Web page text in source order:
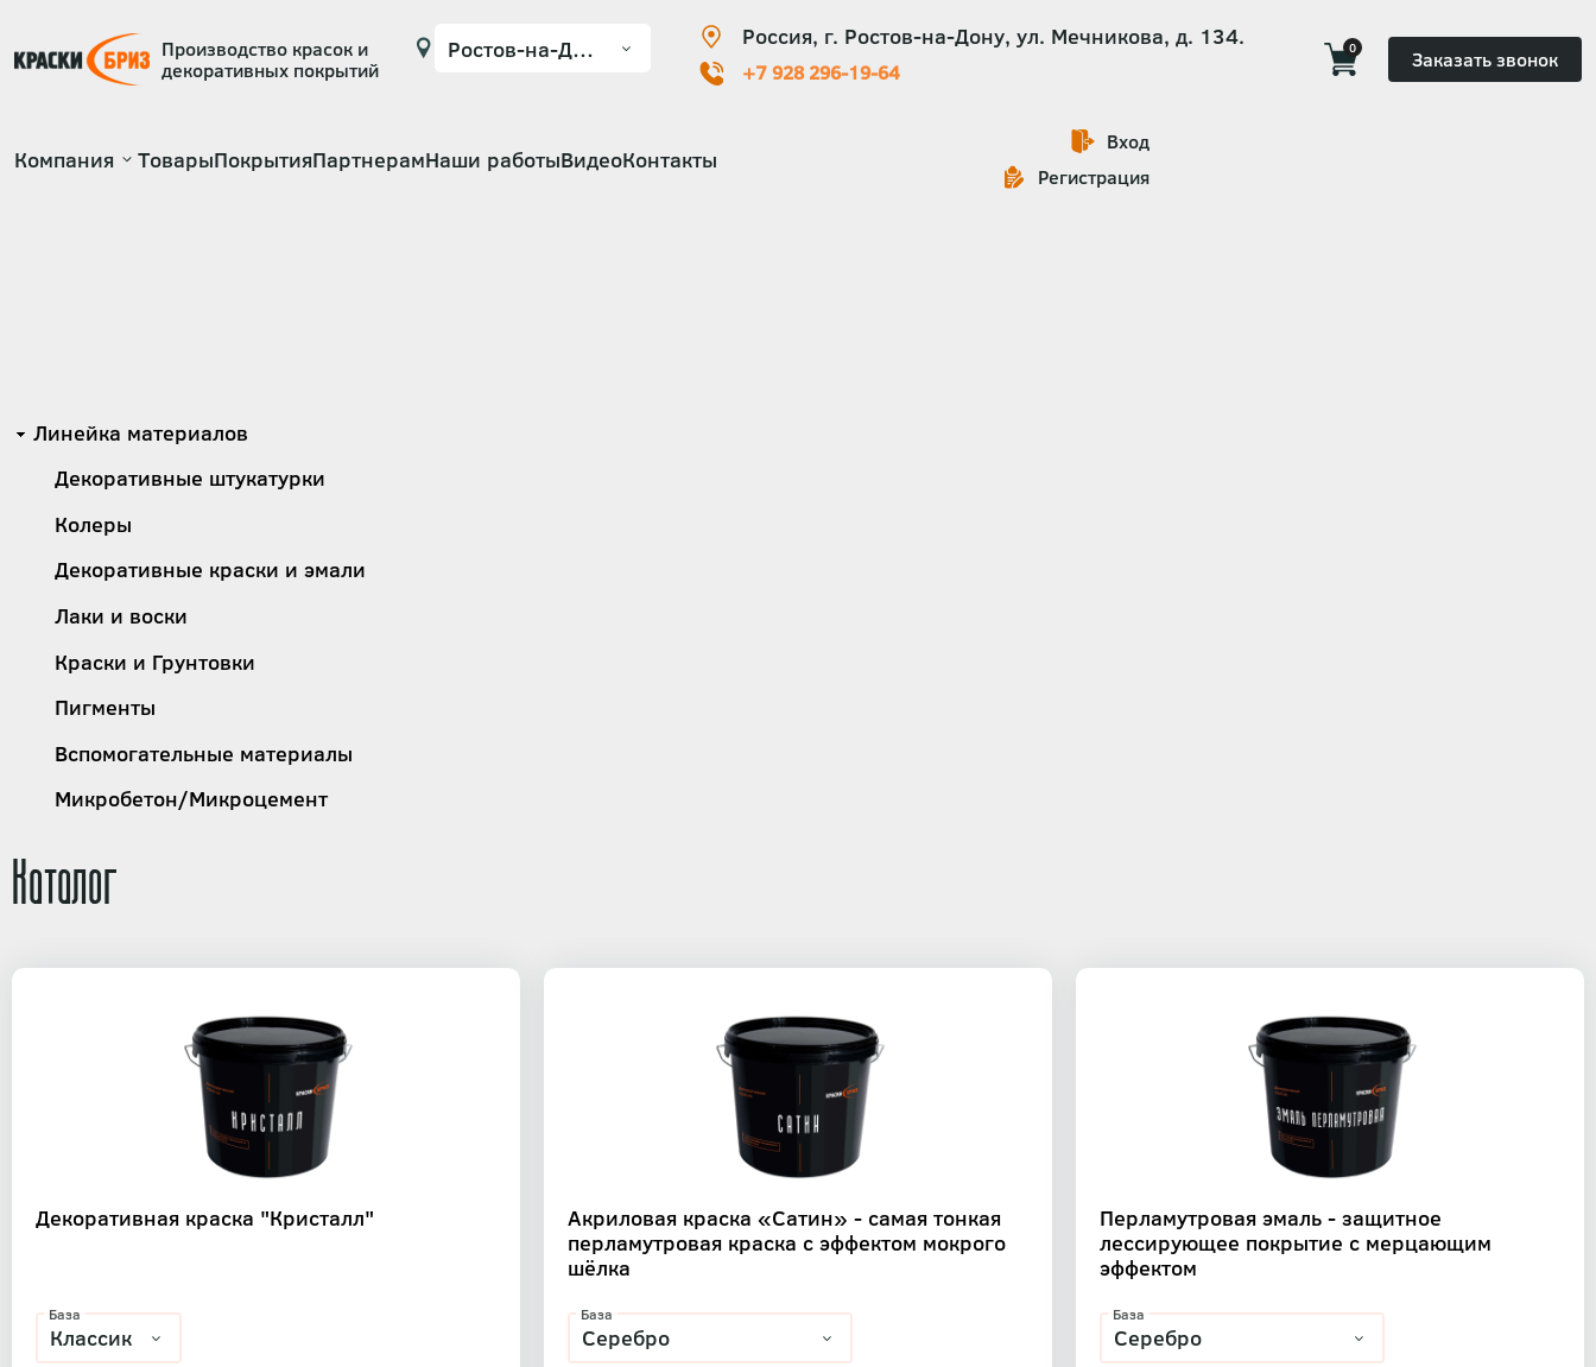
Производство красок и
декоративных покрытий
Россия, г. Ростов-на-Дону, ул. Мечникова, д. 134.
+7 928 296-19-64
0 Заказать звонок
Основная
Компания ТоварыПокрытияПартнерамНаши работыВидеоКонтакты
Вход
Регистрация
Каталог
Декоративная краска "Кристалл"
База
Акриловая краска «Сатин» - самая тонкая
перламутровая краска с эффектом мокрого
шёлка
База
Перламутровая эмаль - защитное
лессирующее покрытие с мерцающим
эффектом
База
Категории
Линейка материалов
Декоративные штукатурки
Колеры
Декоративные краски и эмали
Лаки и воски
Краски и Грунтовки
Пигменты
Вспомогательные материалы
Микробетон/Микроцемент